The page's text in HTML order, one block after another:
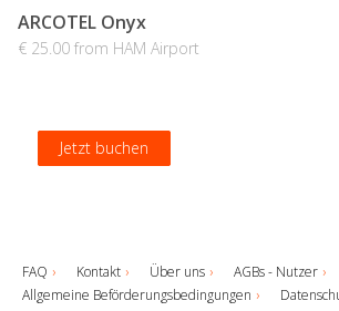
Jetzt buchen
Jetzt buchen
Jetzt buchen
ARCOTEL Onyx
€ 25.00 from HAM Airport
Jetzt buchen
FAQ Kontakt Über uns
AGBs - Nutzer
Allgemeine Beförderungsbedingungen